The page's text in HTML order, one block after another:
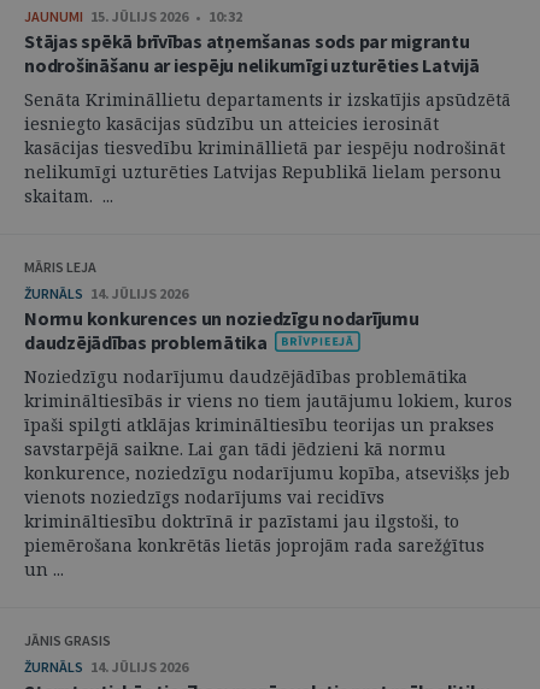
JAUNUMI 15. JŪLIJS 2026 • 10:32
Stājas spēkā brīvības atņemšanas sods par migrantu
nodrošināšanu ar iespēju nelikumīgi uzturēties Latvijā
Senāta Krimināllietu departaments ir izskatījis apsūdzētā
iesniegto kasācijas sūdzību un atteicies ierosināt
kasācijas tiesvedību krimināllietā par iespēju nodrošināt
nelikumīgi uzturēties Latvijas Republikā lielam personu
skaitam. ...
MĀRIS LEJA
ŽURNĀLS 14. JŪLIJS 2026
Normu konkurences un noziedzīgu nodarījumu
daudzējādības problemātika
Noziedzīgu nodarījumu daudzējādības problemātika
krimināltiesībās ir viens no tiem jautājumu lokiem, kuros
īpaši spilgti atklājas krimināltiesību teorijas un prakses
savstarpējā saikne. Lai gan tādi jēdzieni kā normu
konkurence, noziedzīgu nodarījumu kopība, atsevišķs jeb
vienots noziedzīgs nodarījums vai recidīvs
krimināltiesību doktrīnā ir pazīstami jau ilgstoši, to
piemērošana konkrētās lietās joprojām rada sarežģītus
un ...
JĀNIS GRASIS
ŽURNĀLS 14. JŪLIJS 2026